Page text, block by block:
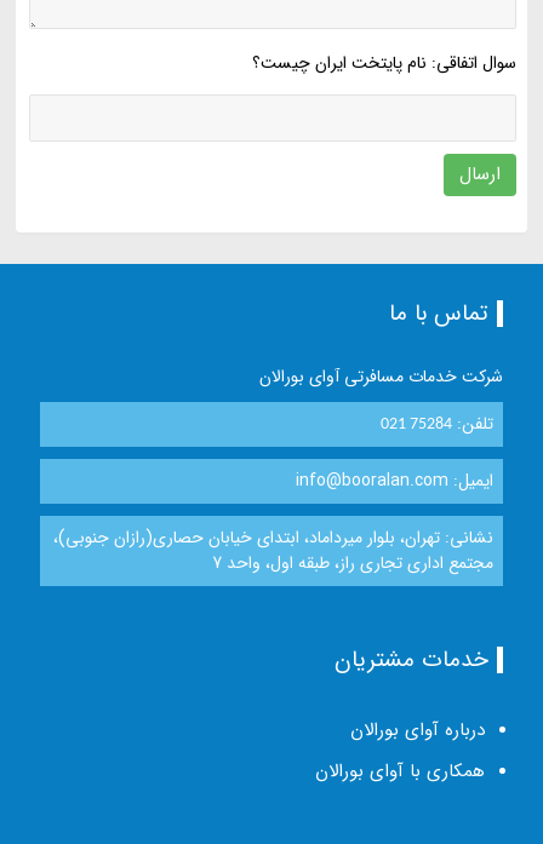
سوال اتفاقی: نام پایتخت ایران چیست؟
ارسال
تماس با ما
شرکت خدمات مسافرتی آوای بورالان
تلفن:021 75284
ایمیل: info@booralan.com
نشانی: تهران، بلوار میرداماد، ابتدای خیابان حصاری(رازان جنوبی)،
مجتمع اداری تجاری راز، طبقه اول، واحد 7
خدمات مشتریان
درباره آوای بورالان
همکاری با آوای بورالان